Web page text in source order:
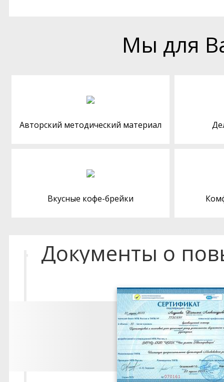
Мы для
Авторский методический материал
Вкусные кофе-брейки
Документы о